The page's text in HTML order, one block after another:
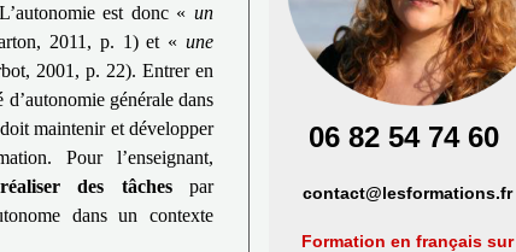
est donc « un
2011, p. 1) et « une
2001, p. 22). Entrer en
générale dans
maintenir et développer
Pour l’enseignant,
des tâchespar
dans un contexte
06 82 54 74 60
contact@lesformations.fr
Formation en françaissur